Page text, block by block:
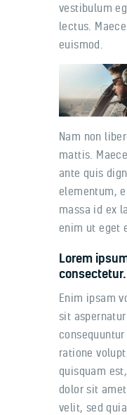
vestibulum
lectus.
euismod.
Nam non
mattis.
ante quis
elementum,
massa id ex
enim ut eget
Lorem
consectetur.
Enim ipsam
sit
ratione
quisquam
dolor sit
velit, sed